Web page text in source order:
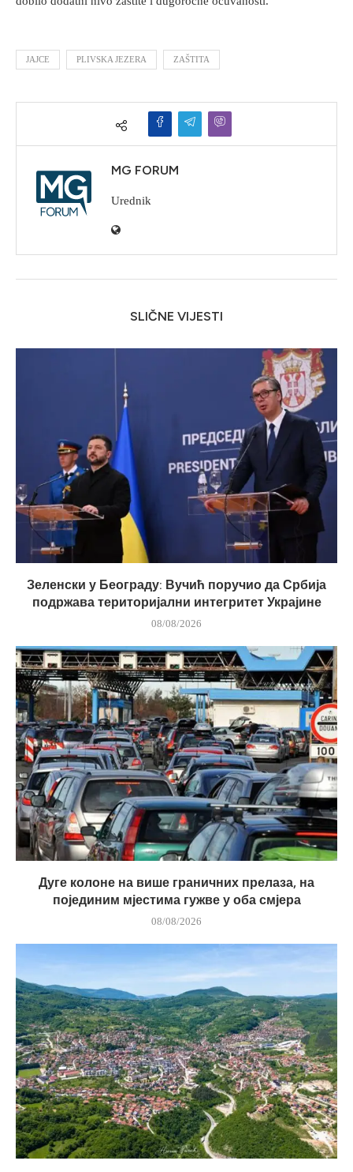
JAJCE PLIVSKA JEZERA ZAŠTITA
MG FORUM
Urednik
SLIČNE VIJESTI
Зеленски у Београду: Вучић поручио да Србија
подржава територијални интегритет Украјине
08/08/2026
Дуге колоне на више граничних прелаза, на
појединим мјестима гужве у оба смјера
08/08/2026